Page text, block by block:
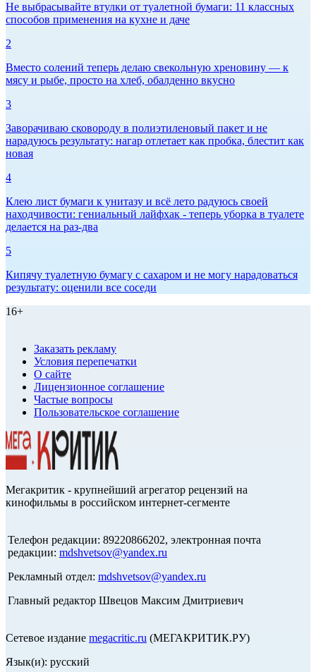
Не выбрасывайте втулки от туалетной бумаги: 11 классных
способов применения на кухне и даче
2
Вместо солений теперь делаю свекольную хреновину — к
мясу и рыбе, просто на хлеб, обалденно вкусно
3
Заворачиваю сковороду в полиэтиленовый пакет и не
нарадуюсь результату: нагар отлетает как пробка, блестит как
новая
4
Клею лист бумаги к унитазу и всё лето радуюсь своей
находчивости: гениальный лайфхак - теперь уборка в туалете
делается на раз-два
5
Кипячу туалетную бумагу с сахаром и не могу нарадоваться
результату: оценили все соседи
16+
Заказать рекламу
Условия перепечатки
О сайте
Лицензионное соглашение
Частые вопросы
Пользовательское соглашение
Мегакритик - крупнейший агрегатор рецензий на
кинофильмы в российском интернет-сегменте
Телефон редакции: 89220866202, электронная почта
редакции: mdshvetsov@yandex.ru
Рекламный отдел: mdshvetsov@yandex.ru
Главный редактор Швецов Максим Дмитриевич
Сетевое издание megacritic.ru (МЕГАКРИТИК.РУ)
Язык(и): русский